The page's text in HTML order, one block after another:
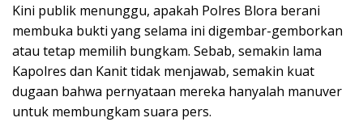
Kini publik menunggu, apakah Polres Blora berani
membuka bukti yang selama ini digembar-gemborkan
atau tetap memilih bungkam. Sebab, semakin lama
Kapolres dan Kanit tidak menjawab, semakin kuat
dugaan bahwa pernyataan mereka hanyalah manuver
untuk membungkam suara pers.